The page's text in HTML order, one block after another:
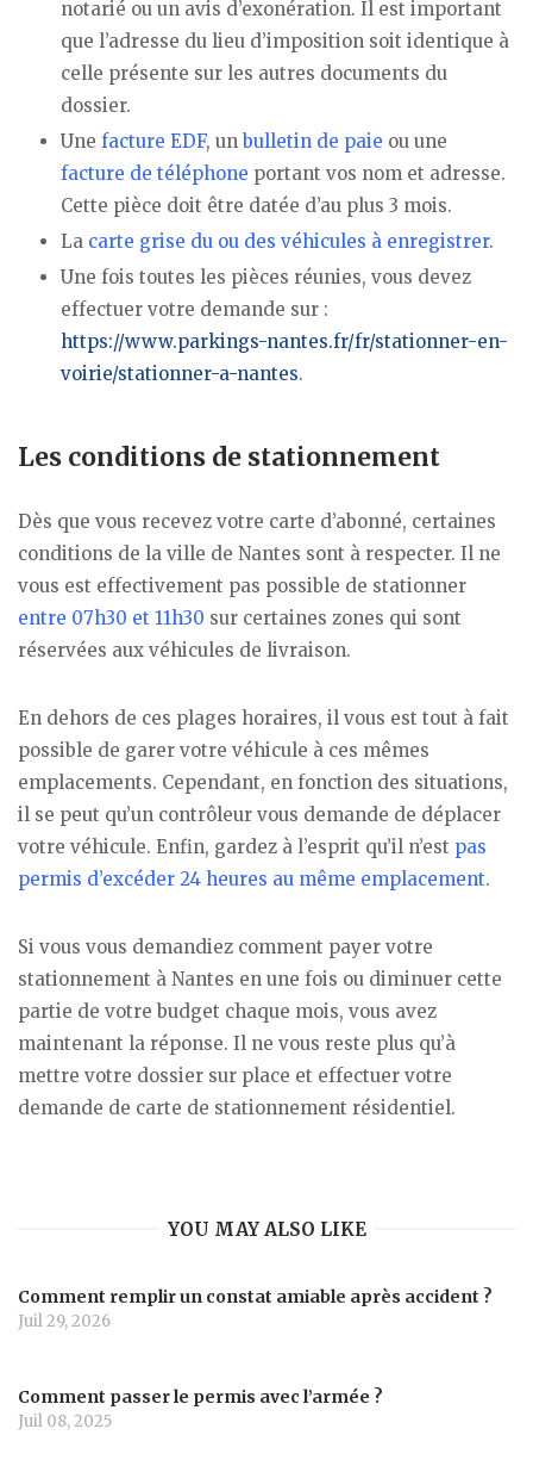
notarié ou un avis d’exonération. Il est important
que l’adresse du lieu d’imposition soit identique à
celle présente sur les autres documents du
dossier.
Une facture EDF, un bulletin de paie ou une
facture de téléphone portant vos nom et adresse.
Cette pièce doit être datée d’au plus 3 mois.
La carte grise du ou des véhicules à enregistrer.
Une fois toutes les pièces réunies, vous devez
effectuer votre demande sur :
https://www.parkings-nantes.fr/fr/stationner-en-
voirie/stationner-a-nantes.
Les conditions de stationnement
Dès que vous recevez votre carte d’abonné, certaines
conditions de la ville de Nantes sont à respecter. Il ne
vous est effectivement pas possible de stationner
entre 07h30 et 11h30 sur certaines zones qui sont
réservées aux véhicules de livraison.
En dehors de ces plages horaires, il vous est tout à fait
possible de garer votre véhicule à ces mêmes
emplacements. Cependant, en fonction des situations,
il se peut qu’un contrôleur vous demande de déplacer
votre véhicule. Enfin, gardez à l’esprit qu’il n’est pas
permis d’excéder 24 heures au même emplacement.
Si vous vous demandiez comment payer votre
stationnement à Nantes en une fois ou diminuer cette
partie de votre budget chaque mois, vous avez
maintenant la réponse. Il ne vous reste plus qu’à
mettre votre dossier sur place et effectuer votre
demande de carte de stationnement résidentiel.
YOU MAY ALSO LIKE
Comment remplir un constat amiable après accident ?
Juil 29, 2026
Comment passer le permis avec l’armée ?
Juil 08, 2025